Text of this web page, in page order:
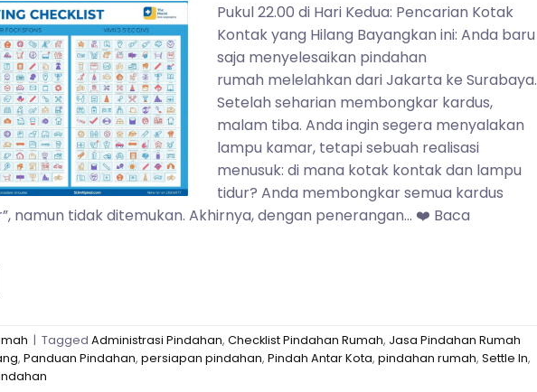
Pukul 22.00 di Hari Kedua: Pencarian Kotak
Kontak yang Hilang Bayangkan ini: Anda baru
saja menyelesaikan pindahan
rumah melelahkan dari Jakarta ke Surabaya.
Setelah seharian membongkar kardus,
malam tiba. Anda ingin segera menyalakan
lampu kamar, tetapi sebuah realisasi
menusuk: di mana kotak kontak dan lampu
tidur? Anda membongkar semua kardus
namun tidak ditemukan. Akhirnya, dengan penerangan… ❤️ Baca
| Tagged Administrasi Pindahan, Checklist Pindahan Rumah, Jasa Pindahan Rumah
, Panduan Pindahan, persiapan pindahan, Pindah Antar Kota, pindahan rumah, Settle In,